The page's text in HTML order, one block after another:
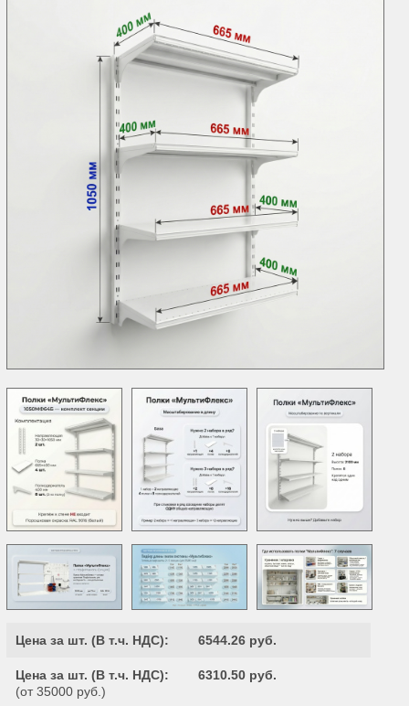
Цена за шт. (В т.ч. НДС): 6544.26 руб.
Цена за шт. (В т.ч. НДС):
(от 35000 руб.)
6310.50 руб.